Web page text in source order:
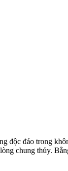
độc đáo trong
chung thủy.